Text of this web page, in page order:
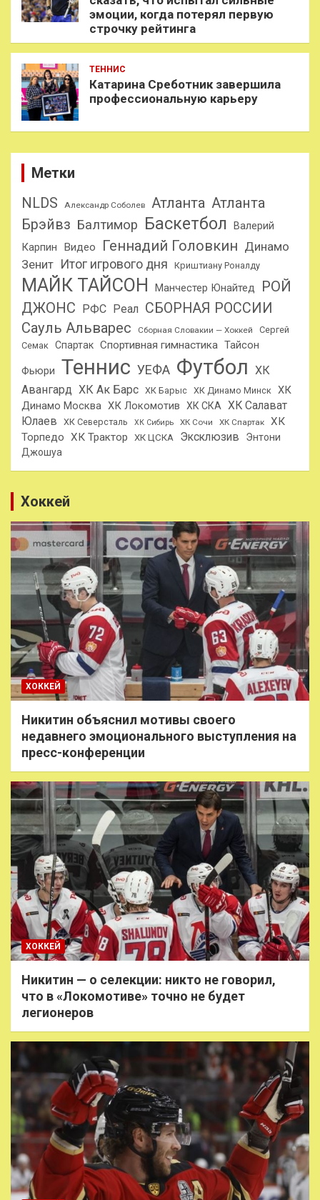
эмоции, когда потерял первую
строчку рейтинга
ТЕННИС
Катарина Среботник завершила
профессиональную карьеру
Метки
NLDS
Александр Соболев Атланта Атланта
Брэйвз Балтимор Баскетбол
Валерий
Карпин
Видео Геннадий Головкин Динамо
Зенит Итог игрового дня Криштиану Роналду
МАЙК ТАЙСОН Манчестер Юнайтед
РОЙ
ДЖОНС
РФС Реал СБОРНАЯ РОССИИ
Сауль Альварес Сборная Словакии — Хоккей
Сергей
Семак Спартак Спортивная гимнастика Тайсон
Фьюри Теннис УЕФА Футбол ХК
Авангард ХК Ак Барс ХК Барыс ХК Динамо Минск ХК
Динамо Москва ХК Локомотив ХК СКА ХК Салават
Юлаев
ХК Северсталь ХК Сибирь ХК Сочи ХК Спартак
ХК
Торпедо ХК Трактор ХК ЦСКА Эксклюзив
Энтони
Джошуа
Хоккей
ХОККЕЙ
Никитин объяснил мотивы своего
недавнего эмоционального выступления на
пресс-конференции
ХОККЕЙ
Никитин — о селекции: никто не говорил,
что в «Локомотиве» точно не будет
легионеров